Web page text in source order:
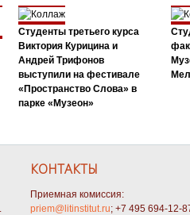
Студенты третьего курса
Виктория Курицина и
Андрей Трифонов
выступили на фестивале
«Пространство Слова» в
парке «Музеон»
КОНТАКТЫ
Приемная комиссия:
priem@litinstitut.ru; +7 495 694-12-